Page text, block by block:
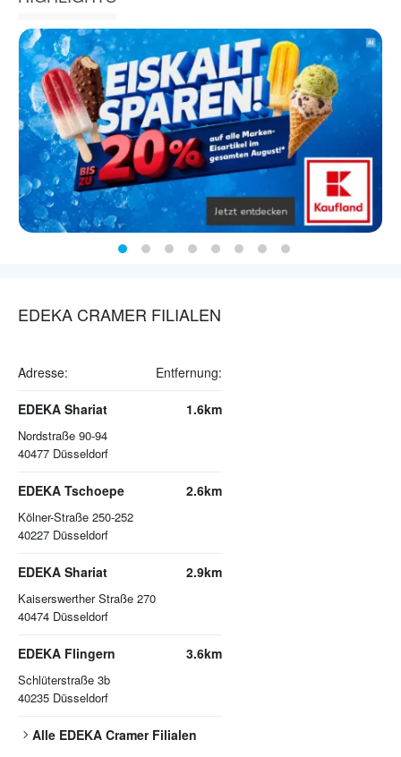
EDEKA CRAMER FILIALEN
Adresse: Entfernung:
EDEKA Shariat
Nordstraße 90-94
40477 Düsseldorf
1.6km
EDEKA Tschoepe
Kölner-Straße 250-252
40227 Düsseldorf
2.6km
EDEKA Shariat
Kaiserswerther Straße 270
40474 Düsseldorf
2.9km
EDEKA Flingern
Schlüterstraße 3b
40235 Düsseldorf
3.6km
Alle EDEKA CramerFilialen